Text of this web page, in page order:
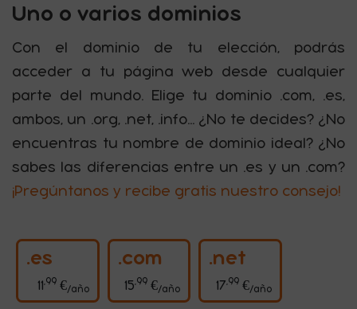
Uno o varios dominios
Con el dominio de tu elección, podrás
acceder a tu página web desde cualquier
parte del mundo. Elige tu dominio .com, .es,
ambos, un .org, .net, .info... ¿No te decides? ¿No
encuentras tu nombre de dominio ideal? ¿No
sabes las diferencias entre un .es y un .com?
¡Pregúntanos y recibe gratis nuestro consejo!
.es
11,99€/año11 euros con 99 céntimos al año
.com
15,99 €/año15 euros con 99 céntimos al
.net
17,99€/año17 euros con